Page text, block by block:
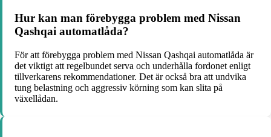
Hur kan man förebygga problem med Nissan
Qashqai automatlåda?
För att förebygga problem med Nissan Qashqai automatlåda är
det viktigt att regelbundet serva och underhålla fordonet enligt
tillverkarens rekommendationer. Det är också bra att undvika
tung belastning och aggressiv körning som kan slita på
växellådan.